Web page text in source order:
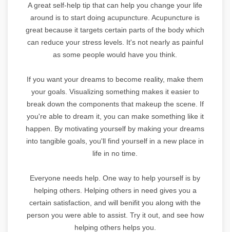
A great self-help tip that can help you change your life
around is to start doing acupuncture. Acupuncture is
great because it targets certain parts of the body which
can reduce your stress levels. It's not nearly as painful
as some people would have you think.
If you want your dreams to become reality, make them
your goals. Visualizing something makes it easier to
break down the components that makeup the scene. If
you're able to dream it, you can make something like it
happen. By motivating yourself by making your dreams
into tangible goals, you'll find yourself in a new place in
life in no time.
Everyone needs help. One way to help yourself is by
helping others. Helping others in need gives you a
certain satisfaction, and will benifit you along with the
person you were able to assist. Try it out, and see how
helping others helps you.